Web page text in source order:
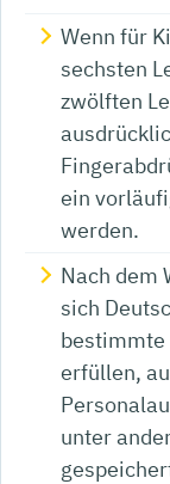
Wenn für
sechsten
zwölften
ein
werden.
Nach dem
sich
bestimmte
erfüllen,
unter